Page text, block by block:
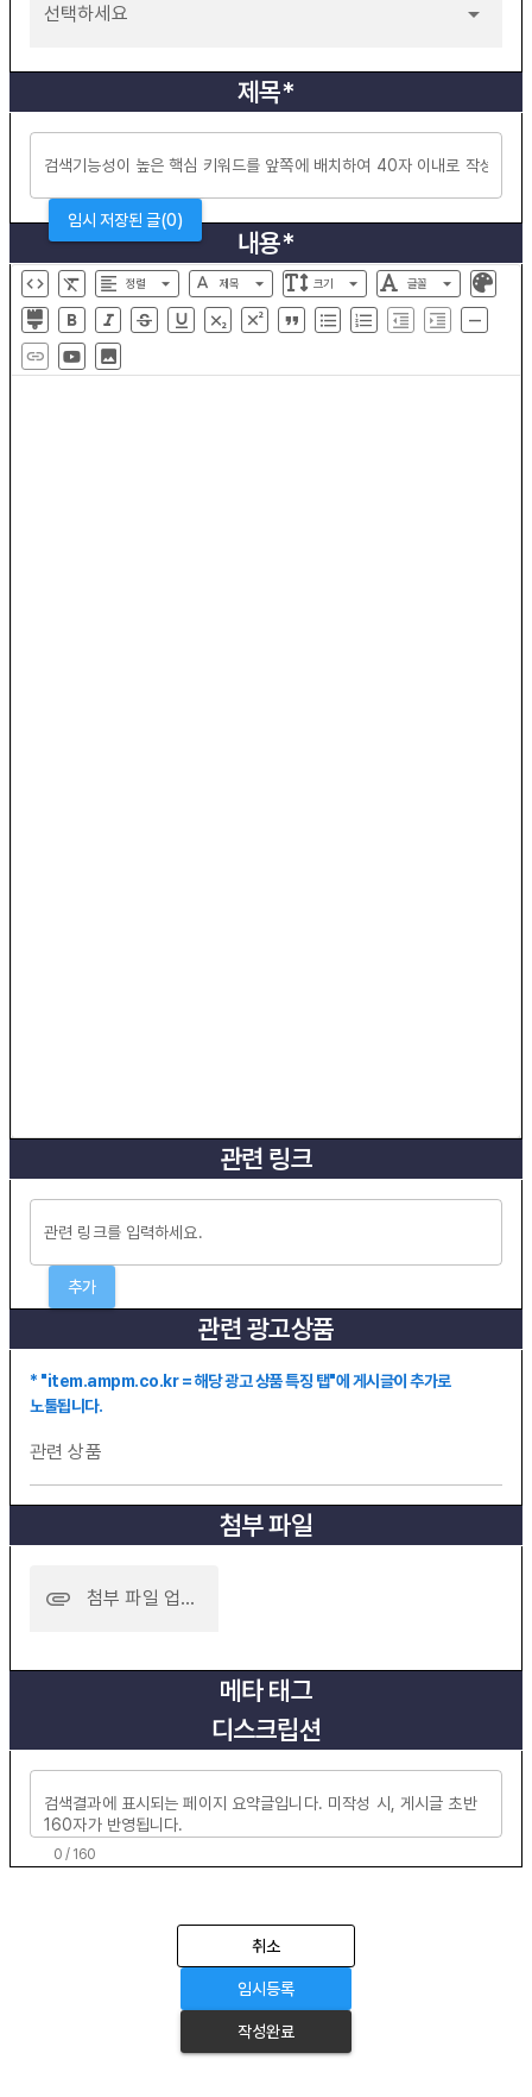
선택하세요
제목*
임시 저장된 글(0)
내용*
정렬 제목 크기 글꼴
관련 링크
추가
관련 광고상품
* "item.ampm.co.kr = 해당 광고 상품 특징 탭"에 게시글이 추가로
노툴됩니다.
관련 상품
첨부 파일
첨부 파일 업로드
메타 태그
디스크립션
0 / 160
취소
임시등록
작성완료